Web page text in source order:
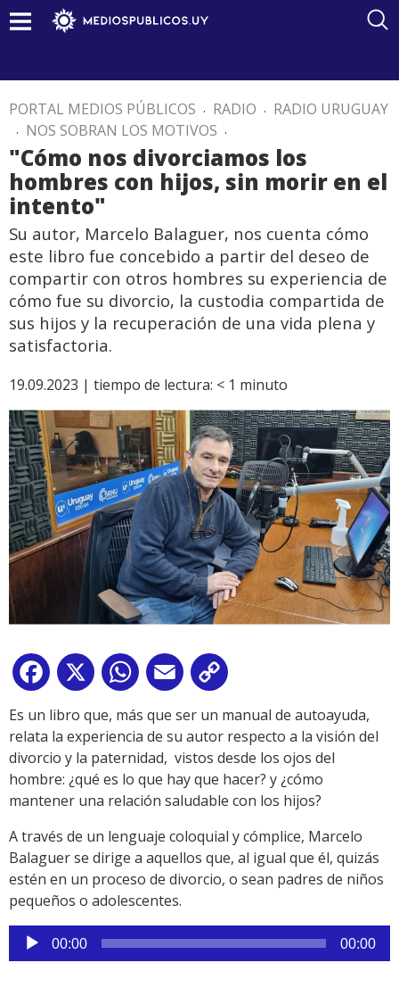
PORTAL MEDIOS PÚBLICOS . RADIO . RADIO URUGUAY
. NOS SOBRAN LOS MOTIVOS .
"Cómo nos divorciamos los
hombres con hijos, sin morir en el
intento"
Su autor, Marcelo Balaguer, nos cuenta cómo
este libro fue concebido a partir del deseo de
compartir con otros hombres su experiencia de
cómo fue su divorcio, la custodia compartida de
sus hijos y la recuperación de una vida plena y
satisfactoria.
19.09.2023 | tiempo de lectura: < 1 minuto
Facebook
X WhatsApp
Email
Link
Es un libro que, más que ser un manual de autoayuda,
relata la experiencia de su autor respecto a la visión del
divorcio y la paternidad, vistos desde los ojos del
hombre: ¿qué es lo que hay que hacer? y ¿cómo
mantener una relación saludable con los hijos?
A través de un lenguaje coloquial y cómplice, Marcelo
Balaguer se dirige a aquellos que, al igual que él, quizás
estén en un proceso de divorcio, o sean padres de niños
pequeños o adolescentes.
Reproductor
de
00:00 00:00